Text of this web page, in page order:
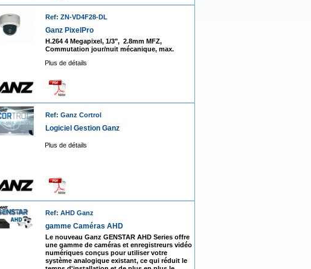
Ref: ZN-VD4F28-DL
Ganz PixelPro
H.264 4 Megapixel, 1/3", 2.8mm MFZ,
Commutation jour/nuit mécanique, max.
Plus de détails
Ref: Ganz Cortrol
Logiciel Gestion Ganz
Plus de détails
Ref: AHD Ganz
gamme Caméras AHD
Le nouveau Ganz GENSTAR AHD Series offre
une gamme de caméras et enregistreurs vidéo
numériques conçus pour utiliser votre
système analogique existant, ce qui réduit le